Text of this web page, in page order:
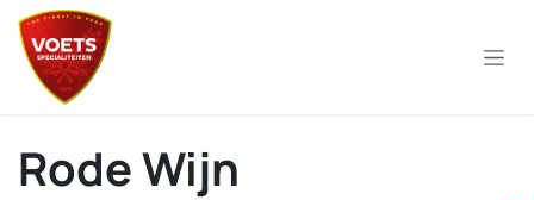
Overslaan naar inhoud
Rode Wijn